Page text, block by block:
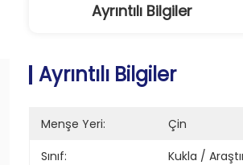
Ayrıntılı Bilgiler
Ayrıntılı Bilgiler
Menşe Yeri: Çin
Sınıf:
Kukla /